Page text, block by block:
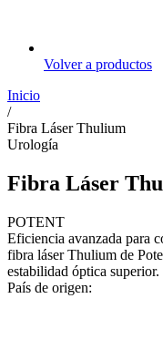
Volver a productos
Inicio
/
Fibra Láser Thulium
Urología
Fibra Láser
POTENT
Eficiencia avanzada para
fibra láser Thulium de
estabilidad óptica superior.
País de origen: